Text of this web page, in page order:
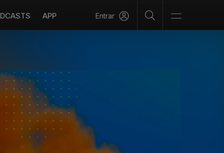
APP Entrar